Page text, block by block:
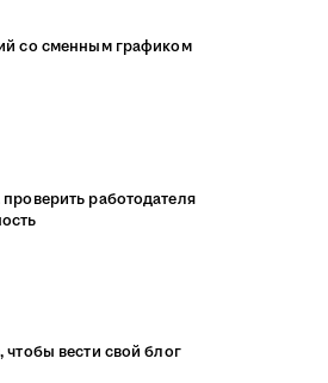
со сменным графиком
работодателя
чтобы вести свой блог